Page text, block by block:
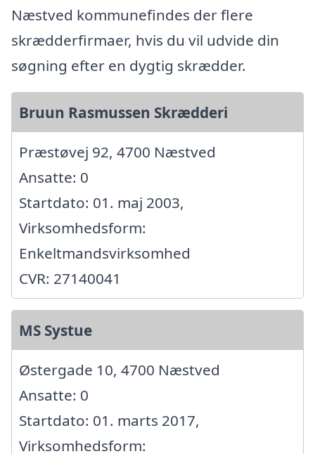
Næstved kommunefindes der flere
skrædderfirmaer, hvis du vil udvide din
søgning efter en dygtig skrædder.
Bruun Rasmussen Skrædderi
Præstøvej 92, 4700 Næstved
Ansatte: 0
Startdato: 01. maj 2003,
Virksomhedsform:
Enkeltmandsvirksomhed
CVR: 27140041
MS Systue
Østergade 10, 4700 Næstved
Ansatte: 0
Startdato: 01. marts 2017,
Virksomhedsform: